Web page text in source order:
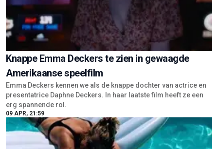
Knappe Emma Deckers te zien in gewaagde
Amerikaanse speelfilm
Emma Deckers kennen we als de knappe dochter van actrice en
presentatrice Daphne Deckers. In haar laatste film heeft ze een
erg spannende rol.
09 APR, 21:59